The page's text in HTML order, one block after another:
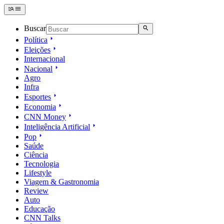
Buscar
Política
Eleições
Internacional
Nacional
Agro
Infra
Esportes
Economia
CNN Money
Inteligência Artificial
Pop
Saúde
Ciência
Tecnologia
Lifestyle
Viagem & Gastronomia
Review
Auto
Educação
CNN Talks